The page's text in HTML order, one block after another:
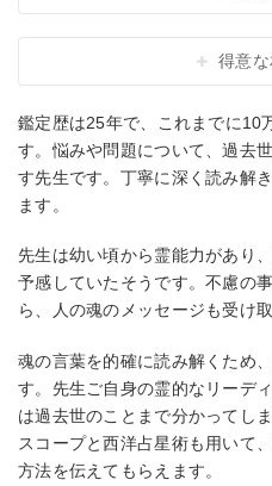
得意
鑑定歴は25年で、これまでに10
す。悩みや問題について、過去
す先生です。丁寧に深く読み解
ます。
先生は幼い頃から霊能力があり
予感していたそうです。不慮の
ら、人の魂のメッセージも受け
魂の言葉を的確に読み解くため
す。先生ご自身の霊的なリーデ
は過去世のことまで分かってし
スコープと西洋占星術も用いて
方法を伝えてもらえます。